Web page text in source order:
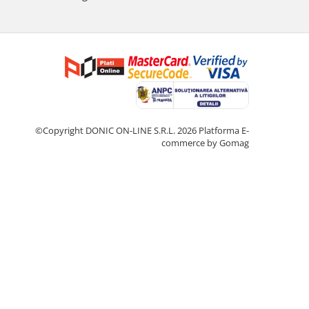
©Copyright DONIC ON-LINE S.R.L. 2026 Platforma E-
commerce by Gomag